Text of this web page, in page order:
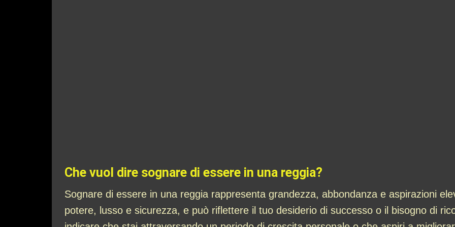
Che vuol dire sognare di essere in una reggia?
Sognare di essere in una reggia rappresenta grandezza, abbondanza e aspirazioni
potere, lusso e sicurezza, e può riflettere il tuo desiderio di successo o il bisogno di